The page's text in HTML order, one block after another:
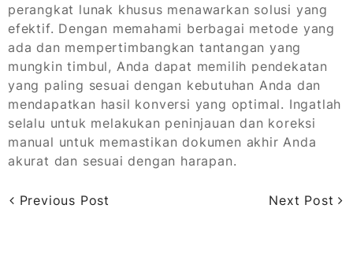
perangkat lunak khusus menawarkan solusi yang
efektif. Dengan memahami berbagai metode yang
ada dan mempertimbangkan tantangan yang
mungkin timbul, Anda dapat memilih pendekatan
yang paling sesuai dengan kebutuhan Anda dan
mendapatkan hasil konversi yang optimal. Ingatlah
selalu untuk melakukan peninjauan dan koreksi
manual untuk memastikan dokumen akhir Anda
akurat dan sesuai dengan harapan.
Previous Post Next Post